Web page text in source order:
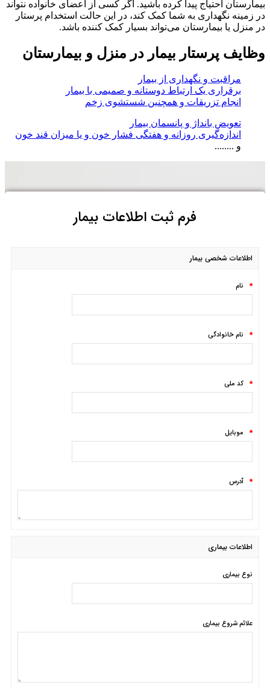
بیمارستان احتیاج پیدا کرده باشید. اگر کسی از اعضای خانواده نتواند
در زمینه نگهداری به شما کمک کند، در این حالت استخدام پرستار
در منزل یا بیمارستان می‌تواند بسیار کمک کننده باشد.
وظایف پرستار بیمار در منزل و بیمارستان
مراقبت و نگهداری از بیمار
برقراری یک ارتباط دوستانه و صمیمی با بیمار
انجام تزریقات و همچنین شستشوی زخم
تعویض بانداژ و پانسمان بیمار
اندازه‌گیری روزانه و هفتگی فشار خون و یا میزان قند خون
و ........